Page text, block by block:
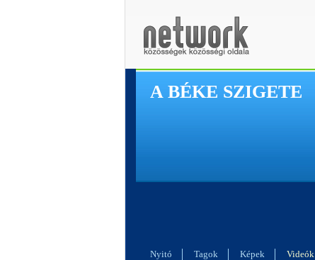
A BÉKE SZIGETE
Nyitó Tagok Képek Videók